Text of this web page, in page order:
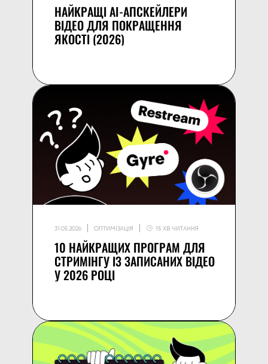
НАЙКРАЩІ AI-АПСКЕЙЛЕРИ
ВІДЕО ДЛЯ ПОКРАЩЕННЯ
ЯКОСТІ (2026)
31.05.2026 ОПТИМІЗАЦІЯ 15 ХВ ЧИТАННЯ
10 НАЙКРАЩИХ ПРОГРАМ ДЛЯ
СТРИМІНГУ ІЗ ЗАПИСАНИХ ВІДЕО
У 2026 РОЦІ